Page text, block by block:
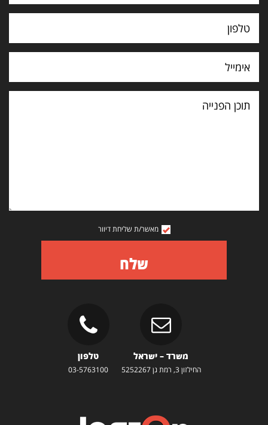
תוכן
הפנייה
מאשר/ת שליחת דיוור
שלח
משרד – ישראל
החילזון 3, רמת גן 5252267
טלפון
03-5763100